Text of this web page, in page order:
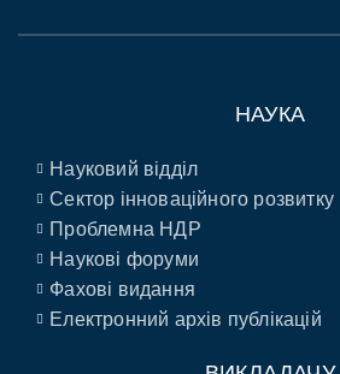
НАУКА
Науковий відділ
Сектор інноваційного розвитку
Проблемна НДР
Наукові форуми
Фахові видання
Електронний архів публікацій